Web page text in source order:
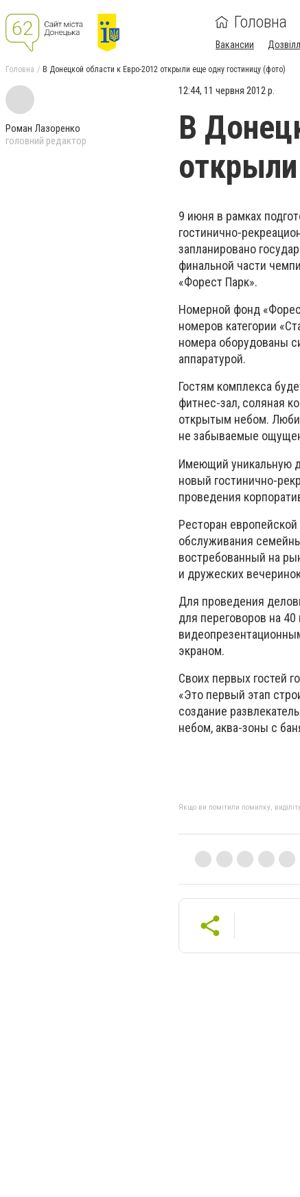
Головна
Вакансии
Головна В Донецкой области к Евро-2012 открыли еще одну гостиницу (фoто)
Роман Лазоренко
головний редактор
12:44, 11 червня 2012 р.
В
9 июня в рамках
гостинично-
запланировано
финальной части
«Форест Парк».
Номерной фонд
номеров категории
номера оборудованы
аппаратурой.
Гостям комплекса
фитнес-зал, соляная
открытым небом.
не забываемые
Имеющий уникальную
новый гостинично-
проведения
Ресторан
обслуживания
востребованный на
и дружеских
Для проведения
для переговоров на
экраном.
Своих первых гостей
«Это первый этап
создание
небом, аква-зоны с
Якщо ви помітили помилку,